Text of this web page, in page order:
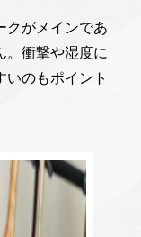
クがメインであ
。衝撃や湿度に
いのもポイント